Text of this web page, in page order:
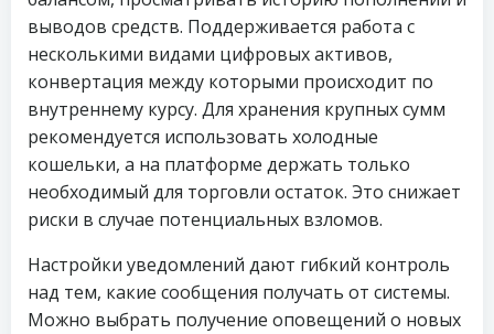
выводов средств. Поддерживается работа с
несколькими видами цифровых активов,
конвертация между которыми происходит по
внутреннему курсу. Для хранения крупных сумм
рекомендуется использовать холодные
кошельки, а на платформе держать только
необходимый для торговли остаток. Это снижает
риски в случае потенциальных взломов.
Настройки уведомлений дают гибкий контроль
над тем, какие сообщения получать от системы.
Можно выбрать получение оповещений о новых